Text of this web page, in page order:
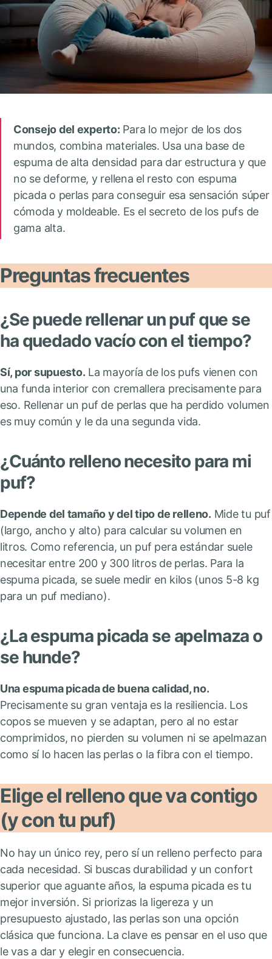
Consejo del experto: Para lo mejor de los dos
mundos, combina materiales. Usa una base de
espuma de alta densidad para dar estructura y que
no se deforme, y rellena el resto con espuma
picada o perlas para conseguir esa sensación súper
cómoda y moldeable. Es el secreto de los pufs de
gama alta.
Preguntas frecuentes
¿Se puede rellenar un puf que se
ha quedado vacío con el tiempo?
Sí, por supuesto. La mayoría de los pufs vienen con
una funda interior con cremallera precisamente para
eso. Rellenar un puf de perlas que ha perdido volumen
es muy común y le da una segunda vida.
¿Cuánto relleno necesito para mi
puf?
Depende del tamaño y del tipo de relleno. Mide tu puf
(largo, ancho y alto) para calcular su volumen en
litros. Como referencia, un puf pera estándar suele
necesitar entre 200 y 300 litros de perlas. Para la
espuma picada, se suele medir en kilos (unos 5-8 kg
para un puf mediano).
¿La espuma picada se apelmaza o
se hunde?
Una espuma picada de buena calidad, no.
Precisamente su gran ventaja es la resiliencia. Los
copos se mueven y se adaptan, pero al no estar
comprimidos, no pierden su volumen ni se apelmazan
como sí lo hacen las perlas o la fibra con el tiempo.
Elige el relleno que va contigo
(y con tu puf)
No hay un único rey, pero sí un relleno perfecto para
cada necesidad. Si buscas durabilidad y un confort
superior que aguante años, la espuma picada es tu
mejor inversión. Si priorizas la ligereza y un
presupuesto ajustado, las perlas son una opción
clásica que funciona. La clave es pensar en el uso que
le vas a dar y elegir en consecuencia.